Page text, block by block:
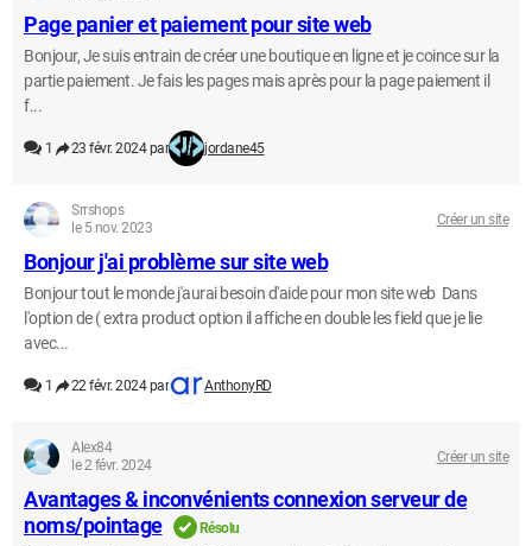
Page panier et paiement pour site web
Bonjour, Je suis entrain de créer une boutique en ligne et je coince sur la
partie paiement. Je fais les pages mais après pour la page paiement il
f...
1 23 févr. 2024 par jordane45
Srrshops
le 5 nov. 2023
Créer un site
Bonjour j'ai problème sur site web
Bonjour tout le monde j'aurai besoin d'aide pour mon site web Dans
l'option de ( extra product option il affiche en double les field que je lie
avec...
1 22 févr. 2024 par AnthonyRD
Alex84
le 2 févr. 2024
Créer un site
Avantages & inconvénients connexion serveur de
noms/pointage
Résolu